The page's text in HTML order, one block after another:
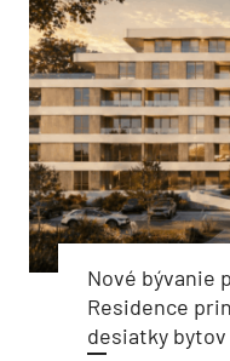
Nové bývanie
Residence
desiatky